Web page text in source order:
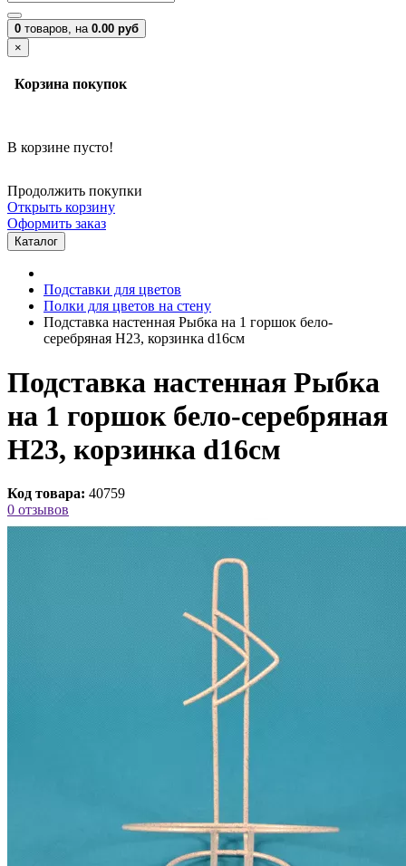
0 товаров, на 0.00 руб
×
Корзина покупок
В корзине пусто!
Продолжить покупки
Открыть корзину
Оформить заказ
Каталог
Подставки для цветов
Полки для цветов на стену
Подставка настенная Рыбка на 1 горшок бело-
серебряная H23, корзинка d16см
Подставка настенная Рыбка
на 1 горшок бело-серебряная
H23, корзинка d16см
Код товара: 40759
0 отзывов